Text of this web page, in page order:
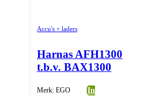
Accu's + laders
Harnas AFH1300
t.b.v. BAX1300
Merk: EGO
In